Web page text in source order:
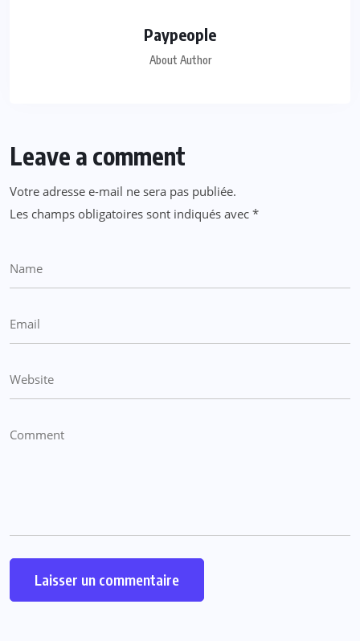
Paypeople
About Author
Leave a comment
Votre adresse e-mail ne sera pas publiée.
Les champs obligatoires sont indiqués avec *